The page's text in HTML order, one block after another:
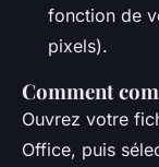
fonction de
pixels).
Comment
Ouvrez votre
Office, puis